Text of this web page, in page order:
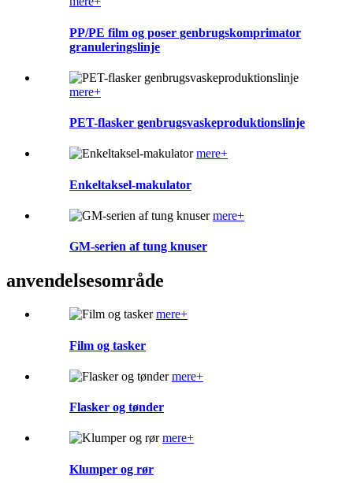
PP/PE film og poser genbrugskomprimator
granuleringslinje
mere+
PET-flasker genbrugsvaskeproduktionslinje
mere+
Enkeltaksel-makulator
mere+
GM-serien af tung knuser
anvendelsesområde
mere+
Film og tasker
mere+
Flasker og tønder
mere+
Klumper og rør